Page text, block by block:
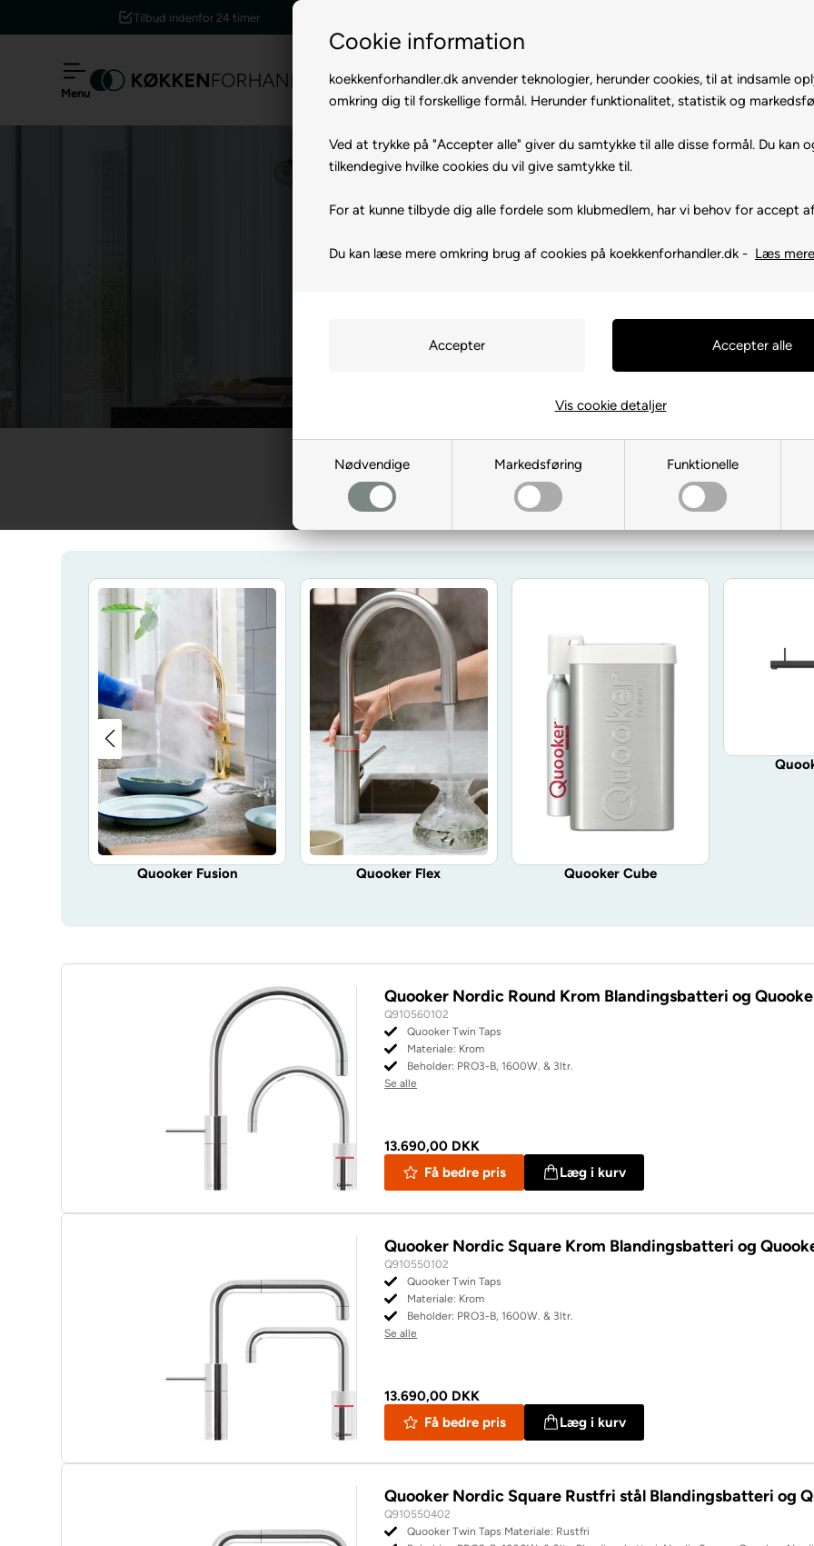
Cookie information
koekkenforhandler.dk anvender teknologier, herunder cookies, til at indsamle
omkring dig til forskellige formål. Herunder funktionalitet, statistik og
Ved at trykke på "Accepter alle" giver du samtykke til alle disse formål. Du kan
tilkendegive hvilke cookies du vil give samtykke til.
For at kunne tilbyde dig alle fordele som klubmedlem, har vi behov for accept
Du kan læse mere omkring brug af cookies på koekkenforhandler.dk - Læs mere
Nødvendige Markedsføring Funktionelle
Vis cookie detaljer
Tilbud indenfor 24 timer
Menu
Quooker Fusion Quooker Flex Quooker Cube
Quooker Nordic Round Krom Blandingsbatteri og
Q910560102
Quooker Twin Taps
Materiale: Krom
Beholder: PRO3-B, 1600W. & 3ltr.
Se alle
13.690,00 DKK
Få bedre pris
Læg i kurv
Quooker Nordic Square Krom Blandingsbatteri og
Q910550102
Quooker Twin Taps
Materiale: Krom
Beholder: PRO3-B, 1600W. & 3ltr.
Se alle
13.690,00 DKK
Få bedre pris
Læg i kurv
Quooker Nordic Square Rustfri stål Blandingsbatteri og
Q910550402
Quooker Twin Taps Materiale: Rustfri